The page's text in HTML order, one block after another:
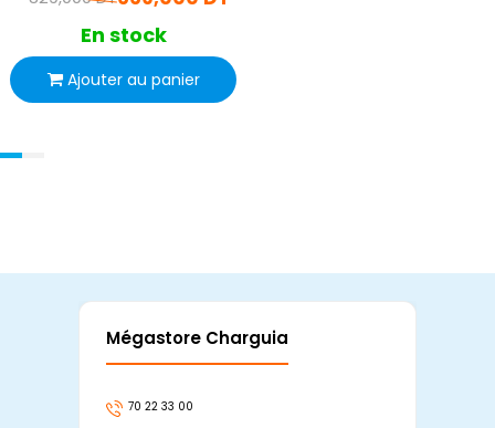
En stock
Ajouter au panier
Mégastore Charguia
70 22 33 00